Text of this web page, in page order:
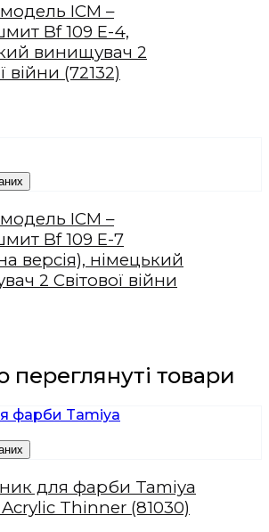
ICM –
Bf 109 E-4,
винищувач 2
війни (72132)
ICM –
Bf 109 E-7
версія), німецький
2 Світової війни
товари
для фарби Tamiya
Thinner (81030)